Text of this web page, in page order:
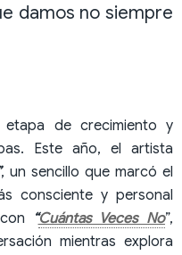
damos no siempre
etapa de crecimiento y
Este año, el artista
, un sencillo que marcó el
consciente y personal
“Cuántas Veces No”,
mientras explora